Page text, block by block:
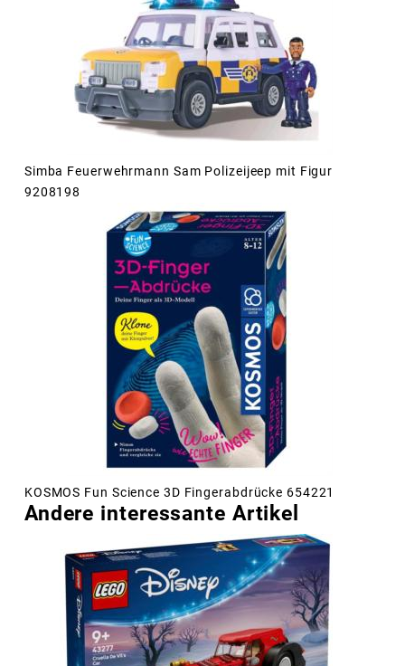
Simba Feuerwehrmann Sam Polizeijeep mit Figur
9208198
KOSMOS Fun Science 3D Fingerabdrücke 654221
Andere interessante Artikel